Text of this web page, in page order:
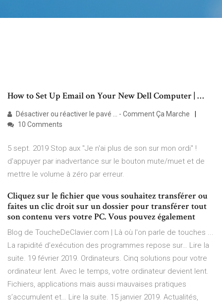
How to Set Up Email on Your New Dell Computer | …
Désactiver ou réactiver le pavé ... - Comment Ça Marche
10 Comments
5 sept. 2019 Stop aux "Je n'ai plus de son sur mon ordi" !
d'appuyer par inadvertance sur le bouton mute/muet et de
mettre le volume à zéro par erreur.
Cliquez sur le fichier que vous souhaitez transférer ou
faites un clic droit sur un dossier pour transférer tout
son contenu vers votre PC. Vous pouvez également
Blog de ToucheDeClavier.com | Là où l'on parle de touches ...
La rapidité d’exécution des programmes repose sur… Lire la
suite. 19 février 2019. Ordinateurs. Cinq solutions pour votre
ordinateur lent. Avec le temps, votre ordinateur devient lent.
Fichiers, applications mais aussi mauvaises pratiques
s’accumulent et… Lire la suite. 15 janvier 2019. Actualités,